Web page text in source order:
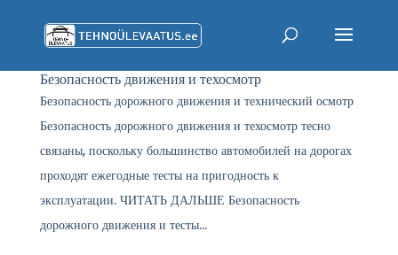
Безопасность движения и техосмотр
Безопасность дорожного движения и технический осмотр
Безопасность дорожного движения и техосмотр тесно
связаны, поскольку большинство автомобилей на дорогах
проходят ежегодные тесты на пригодность к
эксплуатации. ЧИТАТЬ ДАЛЬШЕ Безопасность
дорожного движения и тесты...